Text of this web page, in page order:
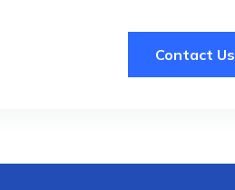
Contact Us